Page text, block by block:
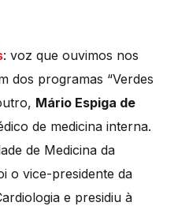
: voz que ouvimos nos
dos programas “Verdes
Mário Espiga de
de medicina interna.
de Medicina da
o vice-presidente da
e presidiu à